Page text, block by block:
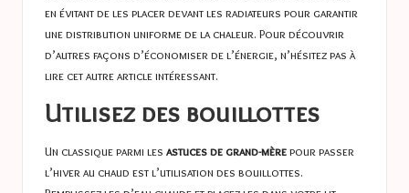
en évitant de les placer devant les radiateurs pour garantir
une distribution uniforme de la chaleur. Pour découvrir
d’autres façons d’économiser de l’énergie, n’hésitez pas à
lire cetautre article intéressant.
Utilisez des bouillottes
Un classique parmi les astuces de grand-mèrepour passer
l’hiver au chaud est l’utilisation des bouillottes.